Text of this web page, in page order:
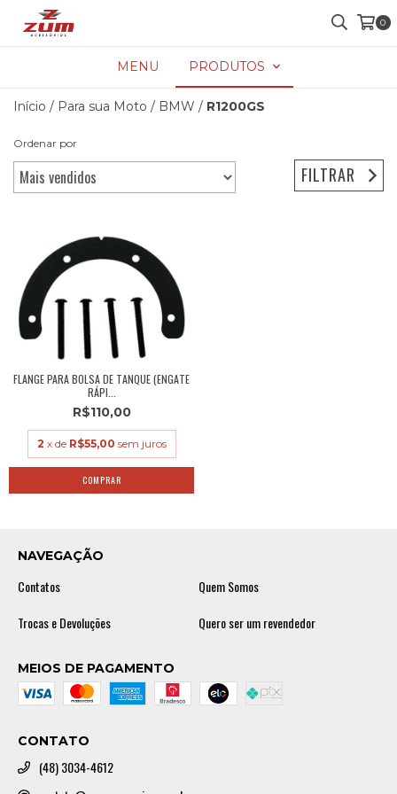
0
MENU PRODUTOS
Início / Para sua Moto / BMW / R1200GS
Ordenar por
FILTRAR
FLANGE PARA BOLSA DE TANQUE (ENGATE
RÁPI...
R$110,00
2 x de R$55,00 sem juros
NAVEGAÇÃO
Contatos
Quem Somos
Trocas e Devoluções
Quero ser um revendedor
MEIOS DE PAGAMENTO
CONTATO
(48) 3034-4612